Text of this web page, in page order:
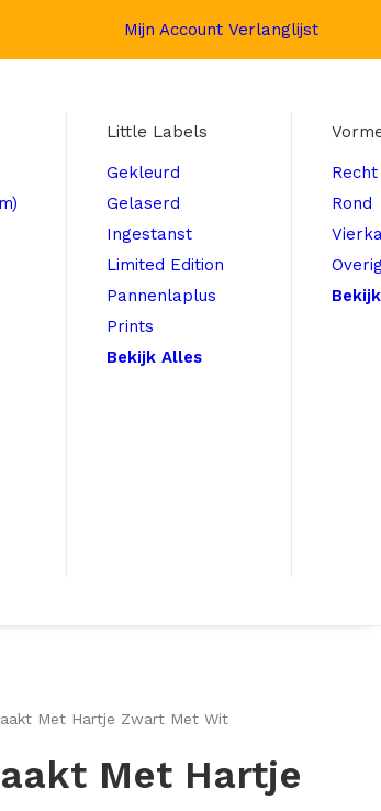
Mijn Account Verlanglijst
Little Labels
Gekleurd
Gelaserd
Ingestanst
Limited Edition
Pannenlaplus
Prints
Bekijk Alles
Recht
Rond
Met Hartje Zwart Met Wit
Met Hartje